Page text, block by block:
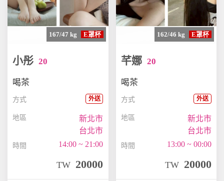
167/47 kg E罩杯
小彤20
喝茶
方式 外送
地區
新北市
台北市
時間 14:00 ~ 21:00
TW 20000
162/46 kg E罩杯
芊娜 20
喝茶
方式 外送
地區
新北市
台北市
時間 13:00 ~ 00:00
TW 20000